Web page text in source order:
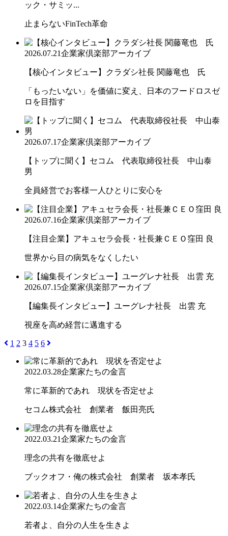
ック・サミッ...
止まらないFinTech革命
2026.07.21企業家倶楽部アーカイブ
【核心インタビュー】クラダシ社長 関藤竜也 氏
「もったいない」を価値に変え、日本のフードロスゼ
ロを目指す
2026.07.17企業家倶楽部アーカイブ
【トップに聞く】セコム 代表取締役社長 中山泰
男
全員経営でお客様一人ひとりに安心を
2026.07.16企業家倶楽部アーカイブ
【注目企業】アキュセラ会長・社長兼ＣＥＯ窪田 良
世界から目の病気をなくしたい
2026.07.15企業家倶楽部アーカイブ
【編集長インタビュー】ユーグレナ社長 出雲 充
視座を高め経営に邁進する
1 2 3 4 5 6
2022.03.28企業家たちの金言
常に革新的であれ 現状を否定せよ
セコム株式会社 創業者 飯田亮氏
2022.03.21企業家たちの金言
理念の共有を徹底せよ
ブックオフ・俺の株式会社 創業者 坂本孝氏
2022.03.14企業家たちの金言
若者よ、自分の人生を生きよ